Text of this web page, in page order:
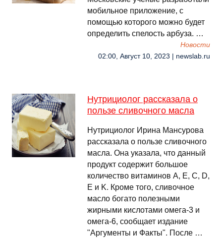
мобильное приложение, с
помощью которого можно будет
определить спелость арбуза. …
Новости
02:00, Август 10, 2023 | newslab.ru
Нутрициолог рассказала о
пользе сливочного масла
Нутрициолог Ирина Мансурова
рассказала о пользе сливочного
масла. Она указала, что данный
продукт содержит большое
количество витаминов A, E, C, D,
E и K. Кроме того, сливочное
масло богато полезными
жирными кислотами омега-3 и
омега-6, сообщает издание
"Аргументы и Факты". После …